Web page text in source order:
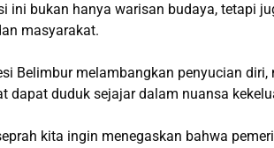
ini bukan hanya warisan budaya, tetapi
masyarakat.
Belimbur melambangkan penyucian
dapat duduk sejajar dalam nuansa
kita ingin menegaskan bahwa